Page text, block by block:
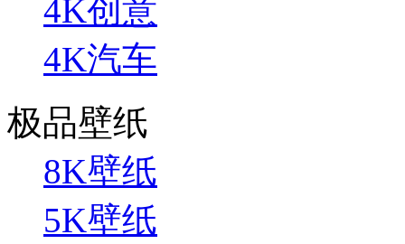
4K创意
4K汽车
极品壁纸
8K壁纸
5K壁纸